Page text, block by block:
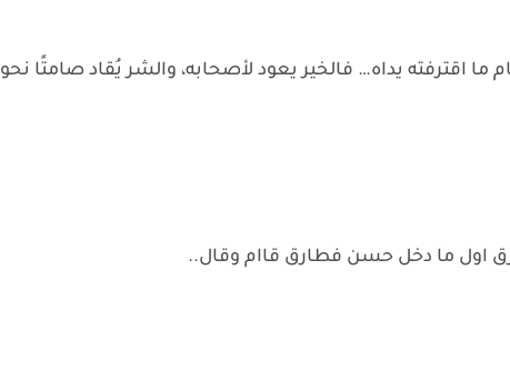
ما اقترفته يداه… فالخير يعود لأصحابه، والشر يُقاد صامتًا نحو
اول ما دخل حسن فطارق قاام وقال..